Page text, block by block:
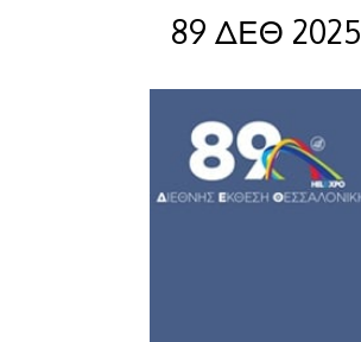
89 ΔΕΘ 2025